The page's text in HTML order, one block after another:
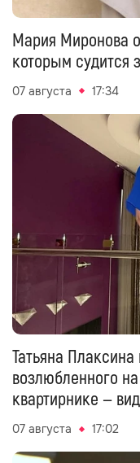
Мария Миронова
которым судится
07 августа 17:34
Татьяна
возлюбленного
квартирнике —
07 августа 17:02